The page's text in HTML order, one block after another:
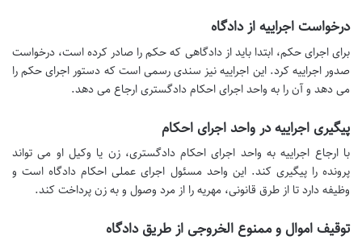
درخواست اجراییه از دادگاه
برای اجرای حکم، ابتدا باید از دادگاهی که حکم را صادر کرده است، درخواست
صدور اجراییه کرد. این اجراییه نیز سندی رسمی است که دستور اجرای حکم را
می دهد و آن را به واحد اجرای احکام دادگستری ارجاع می دهد.
پیگیری اجراییه در واحد اجرای احکام
با ارجاع اجراییه به واحد اجرای احکام دادگستری، زن یا وکیل او می تواند
پرونده را پیگیری کند. این واحد مسئول اجرای عملی احکام دادگاه است و
وظیفه دارد تا از طرق قانونی، مهریه را از مرد وصول و به زن پرداخت کند.
توقیف اموال و ممنوع الخروجی از طریق دادگاه